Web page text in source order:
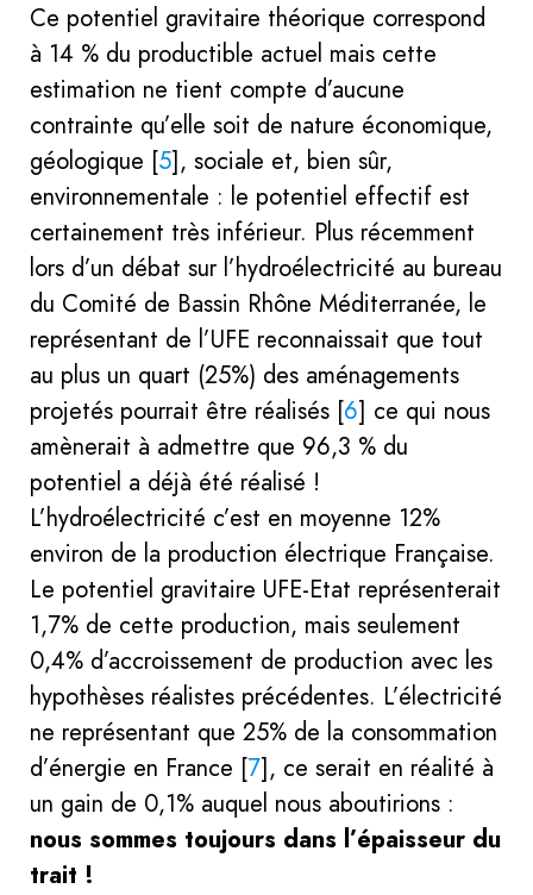
Ce potentiel gravitaire théorique correspond
à 14 % du productible actuel mais cette
estimation ne tient compte d’aucune
contrainte qu’elle soit de nature économique,
géologique [5], sociale et, bien sûr,
environnementale : le potentiel effectif est
certainement très inférieur. Plus récemment
lors d’un débat sur l’hydroélectricité au bureau
du Comité de Bassin Rhône Méditerranée, le
représentant de l’UFE reconnaissait que tout
au plus un quart (25%) des aménagements
projetés pourrait être réalisés [6] ce qui nous
amènerait à admettre que 96,3 % du
potentiel a déjà été réalisé !
L’hydroélectricité c’est en moyenne 12%
environ de la production électrique Française.
Le potentiel gravitaire UFE-Etat représenterait
1,7% de cette production, mais seulement
0,4% d’accroissement de production avec les
hypothèses réalistes précédentes. L’électricité
ne représentant que 25% de la consommation
d’énergie en France [7], ce serait en réalité à
un gain de 0,1% auquel nous aboutirions :
nous sommes toujours dans l’épaisseur du
trait !